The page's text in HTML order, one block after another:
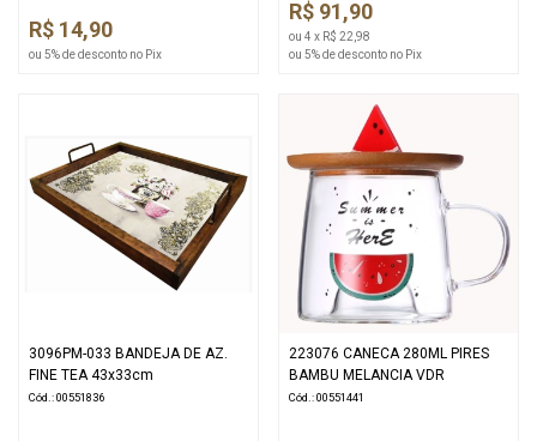
R$ 14,90
ou 5% de desconto no Pix
R$ 91,90
ou 4 x R$ 22,98
ou 5% de desconto no Pix
3096PM-033 BANDEJA DE AZ.
FINE TEA 43x33cm
Cód.: 00551836
223076 CANECA 280ML PIRES
BAMBU MELANCIA VDR
Cód.: 00551441